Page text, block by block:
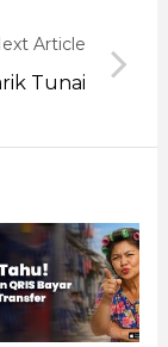
Article
Tunai